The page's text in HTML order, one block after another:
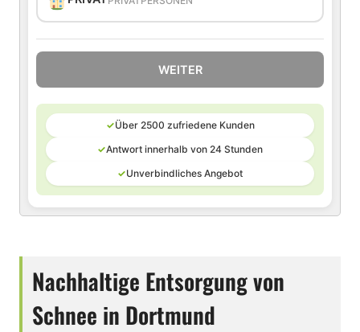
WEITER
✓Über 2500 zufriedene Kunden
✓Antwort innerhalb von 24 Stunden
✓Unverbindliches Angebot
Nachhaltige Entsorgung von
Schnee in Dortmund